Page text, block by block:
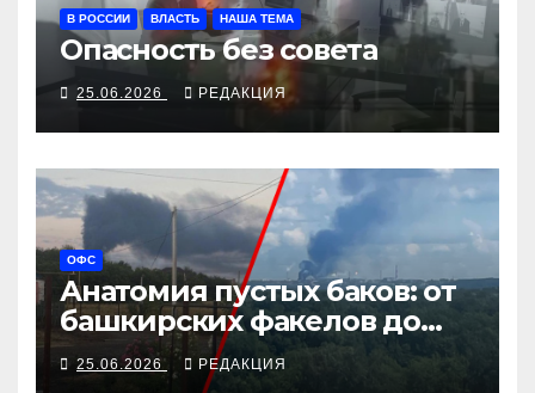
В РОССИИ ВЛАСТЬ НАША ТЕМА
Опасность без совета
25.06.2026 РЕДАКЦИЯ
ОФС
Анатомия пустых баков: от
башкирских факелов до
тихоокеанских лимитов
25.06.2026 РЕДАКЦИЯ